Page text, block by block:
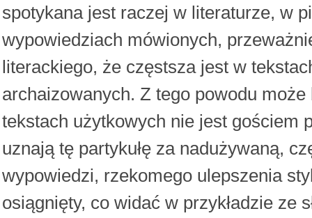
spotykana jest raczej w literaturze, w
wypowiedziach mówionych,
literackiego, że częstsza jest w
archaizowanych. Z tego powodu
tekstach użytkowych nie jest gościem
uznają tę partykułę za nadużywaną,
wypowiedzi, rzekomego ulepszenia
osiągnięty, co widać w przykładzie ze